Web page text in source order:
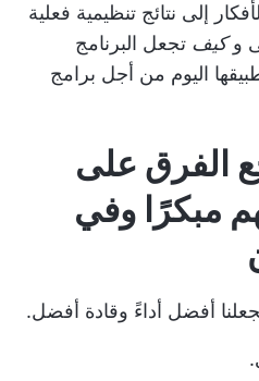
إلى نتائج تنظيمية فعلية
وكيف تجعل البرنامج
اليوم من أجل برامج
1: شجع الفرق على
مبكرًا وفي
أفضل أداءً وقادة أفضل.